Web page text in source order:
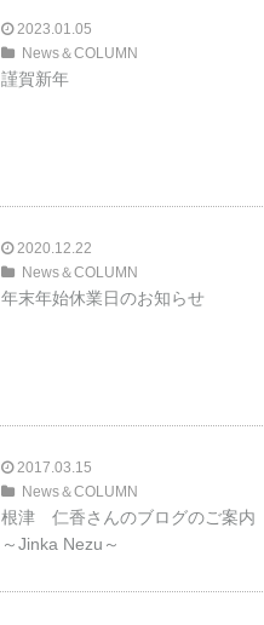
2023.01.05
News＆COLUMN
謹賀新年
2020.12.22
News＆COLUMN
年末年始休業日のお知らせ
2017.03.15
News＆COLUMN
根津 仁香さんのブログのご案内
～Jinka Nezu～